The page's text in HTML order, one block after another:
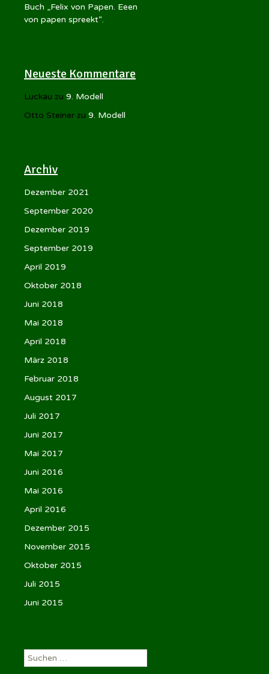
Buch „Felix von Papen. Eeen
von papen spreekt“.
Neueste Kommentare
Luckau zu 9. Modell
Otto Steiner zu 9. Modell
Archiv
Dezember 2021
September 2020
Dezember 2019
September 2019
April 2019
Oktober 2018
Juni 2018
Mai 2018
April 2018
März 2018
Februar 2018
August 2017
Juli 2017
Juni 2017
Mai 2017
Juni 2016
Mai 2016
April 2016
Dezember 2015
November 2015
Oktober 2015
Juli 2015
Juni 2015
Suchen
nach: